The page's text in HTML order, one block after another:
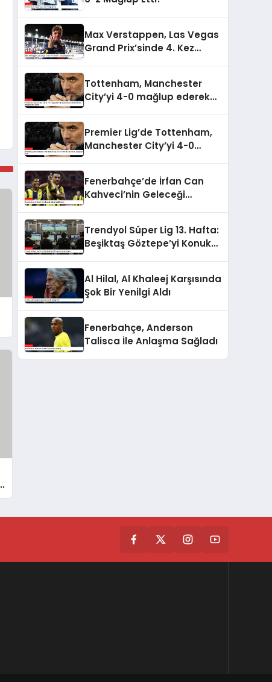
Max Verstappen, Las Vegas
Grand Prix’sinde 4. Kez
Tottenham, Manchester
City’yi 4-0 mağlup ederek
Premier Lig’de Tottenham,
Manchester City’yi 4-0
Fenerbahçe’de İrfan Can
Kahveci’nin Geleceği
Trendyol Süper Lig 13. Hafta:
Beşiktaş Göztepe’yi Konuk
Al Hilal, Al Khaleej Karşısında
Şok Bir Yenilgi Aldı
Fenerbahçe, Anderson
Talisca İle Anlaşma Sağladı